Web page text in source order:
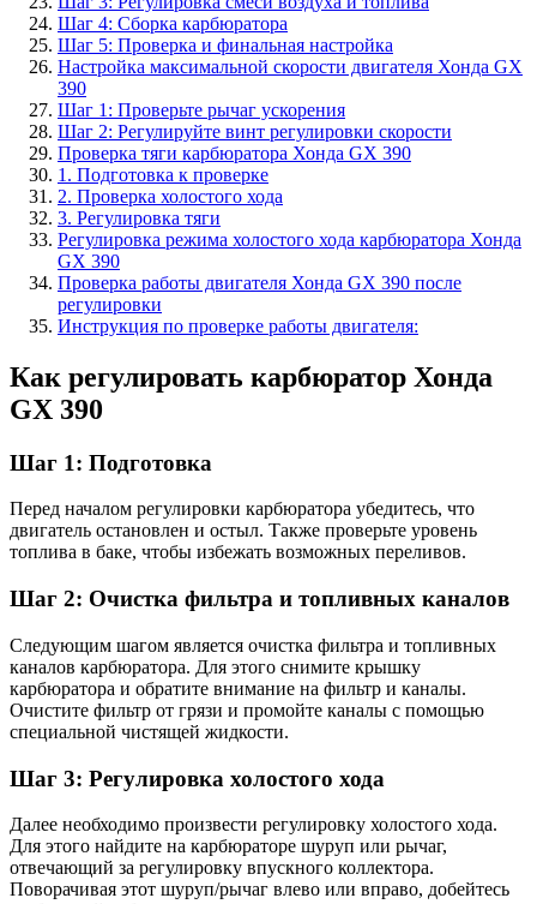
Шаг 4: Сборка карбюратора
Шаг 5: Проверка и финальная настройка
Настройка максимальной скорости двигателя Хонда GX
390
Шаг 1: Проверьте рычаг ускорения
Шаг 2: Регулируйте винт регулировки скорости
Проверка тяги карбюратора Хонда GX 390
1. Подготовка к проверке
2. Проверка холостого хода
3. Регулировка тяги
Регулировка режима холостого хода карбюратора Хонда
GX 390
Проверка работы двигателя Хонда GX 390 после
регулировки
Инструкция по проверке работы двигателя:
Как регулировать карбюратор Хонда
GX 390
Шаг 1: Подготовка
Перед началом регулировки карбюратора убедитесь, что
двигатель остановлен и остыл. Также проверьте уровень
топлива в баке, чтобы избежать возможных переливов.
Шаг 2: Очистка фильтра и топливных каналов
Следующим шагом является очистка фильтра и топливных
каналов карбюратора. Для этого снимите крышку
карбюратора и обратите внимание на фильтр и каналы.
Очистите фильтр от грязи и промойте каналы с помощью
специальной чистящей жидкости.
Шаг 3: Регулировка холостого хода
Далее необходимо произвести регулировку холостого хода.
Для этого найдите на карбюраторе шуруп или рычаг,
отвечающий за регулировку впускного коллектора.
Поворачивая этот шуруп/рычаг влево или вправо, добейтесь